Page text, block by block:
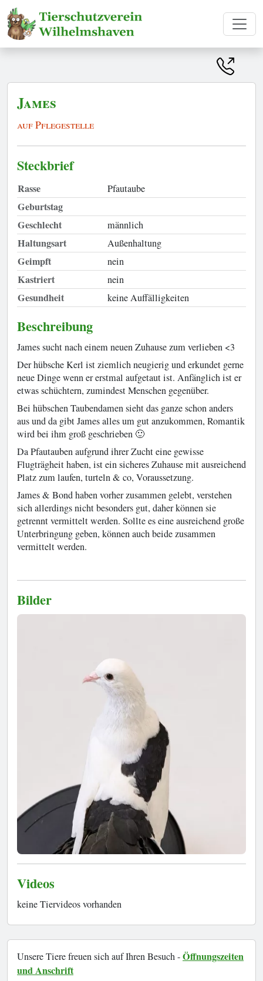
James
auf Pflegestelle
Steckbrief
Rasse Pfautaube
Geburtstag
Geschlecht
männlich
Haltungsart Außenhaltung
Geimpft nein
Kastriert nein
Gesundheit keine Auffälligkeiten
Beschreibung
James sucht nach einem neuen Zuhause zum verlieben <3
Der hübsche Kerl ist ziemlich neugierig und erkundet gerne
neue Dinge wenn er erstmal aufgetaut ist. Anfänglich ist er
etwas schüchtern, zumindest Menschen gegenüber.
Bei hübschen Taubendamen sieht das ganze schon anders
aus und da gibt James alles um gut anzukommen, Romantik
wird bei ihm groß geschrieben 🙂
Da Pfautauben aufgrund ihrer Zucht eine gewisse
Flugträgheit haben, ist ein sicheres Zuhause mit ausreichend
Platz zum laufen, turteln & co, Voraussetzung.
James & Bond haben vorher zusammen gelebt, verstehen
sich allerdings nicht besonders gut, daher können sie
getrennt vermittelt werden. Sollte es eine ausreichend große
Unterbringung geben, können auch beide zusammen
vermittelt werden.
Bilder
Videos
keine Tiervideos vorhanden
Unsere Tiere freuen sich auf Ihren Besuch -Öffnungszeiten
und Anschrift